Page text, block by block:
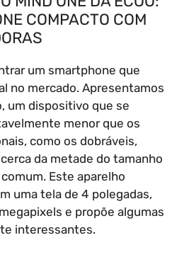
COMPACTO COM
um smartphone que
no mercado. Apresentamos
um dispositivo que se
menor que os
como os dobráveis,
da metade do tamanho
Este aparelho
uma tela de 4 polegadas,
e propõe algumas
interessantes.